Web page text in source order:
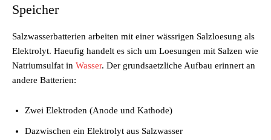
Speicher
Salzwasserbatterien arbeiten mit einer wässrigen Salzloesung als
Elektrolyt. Haeufig handelt es sich um Loesungen mit Salzen wie
Natriumsulfat in Wasser. Der grundsaetzliche Aufbau erinnert an
andere Batterien:
Zwei Elektroden (Anode und Kathode)
Dazwischen ein Elektrolyt aus Salzwasser